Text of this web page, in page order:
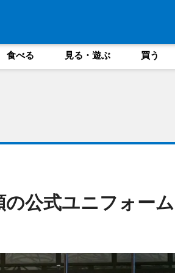
食べる 見る・遊ぶ 買う
の公式ユニフォー